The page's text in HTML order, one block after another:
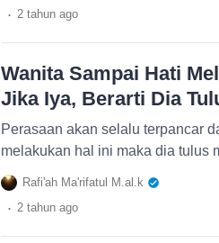
. 2 tahun ago
Wanita Sampai Hati
Jika Iya, Berarti Dia
Perasaan akan selalu terpancar
melakukan hal ini maka dia tulus
Rafi'ah Ma'rifatul M.al.k
. 2 tahun ago